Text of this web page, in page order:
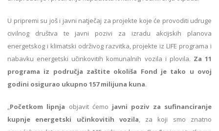
U pripremi su još i javni natječaj za projekte koje će provoditi udruge
civilnog društva te javni pozivi za izradu akcijskih planova
energetskog i klimatski održivog razvitka, projekte iz LIFE programa i
nabavku energetski učinkovitih komunalnih vozila i plovila. Za 11
programa iz područja zaštite okoliša Fond je tako u ovoj
godini osigurao ukupno 157 milijuna kuna.
Početkom lipnja objavit ćemo javni poziv za sufinanciranje
kupnje energetski učinkovitih vozila , za koji smo znatno